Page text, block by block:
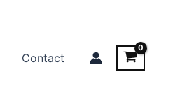
Contact